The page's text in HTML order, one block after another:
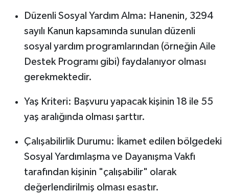
Düzenli Sosyal Yardım Alma: Hanenin, 3294
sayılı Kanun kapsamında sunulan düzenli
sosyal yardım programlarından (örneğin Aile
Destek Programı gibi) faydalanıyor olması
gerekmektedir.
Yaş Kriteri: Başvuru yapacak kişinin 18 ile 55
yaş aralığında olması şarttır.
Çalışabilirlik Durumu: İkamet edilen bölgedeki
Sosyal Yardımlaşma ve Dayanışma Vakfı
tarafından kişinin "çalışabilir" olarak
değerlendirilmiş olması esastır.